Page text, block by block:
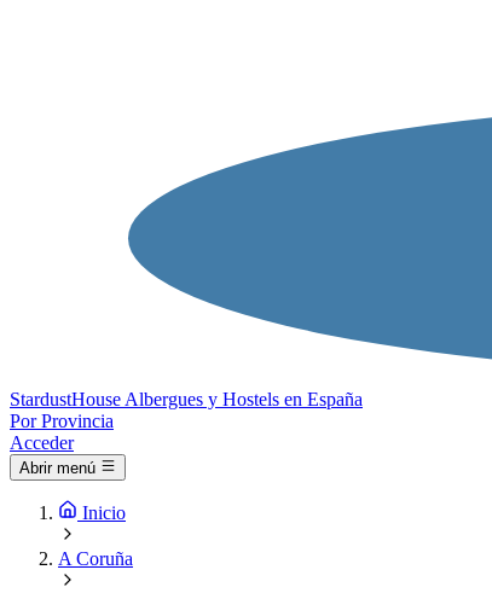
StardustHouse Albergues y Hostels en España
Por Provincia
Acceder
Abrir menú
Inicio
A Coruña